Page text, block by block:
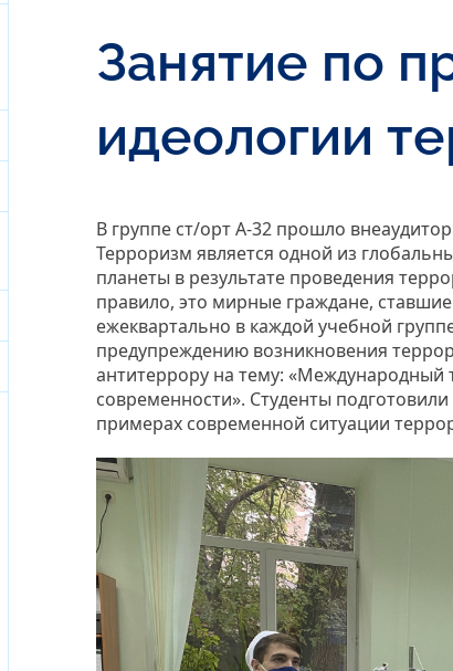
Занятие по
идеологии
В группе ст/орт А-32 прошло
Терроризм является одной из
планеты в результате проведения
правило, это мирные граждане,
ежеквартально в каждой учебной
предупреждению возникновения
антитеррору на тему: «Международный
современности». Студенты
примерах современной ситуации